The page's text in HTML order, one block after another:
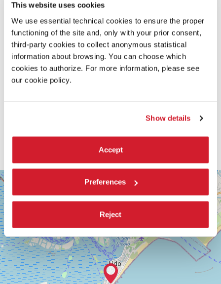
This website uses cookies
We use essential technical cookies to ensure the proper
functioning of the site and, only with your prior consent,
third-party cookies to collect anonymous statistical
information about browsing. You can choose which
cookies to authorize. For more information, please see
our cookie policy.
Show details
Accept
Preferences
Reject
SALA
VOLPI
LUNGOMARE
MARCONI
30126
LIDO
DI
VENEZIA
TEL.
0415218711
info@labiennale.org
−